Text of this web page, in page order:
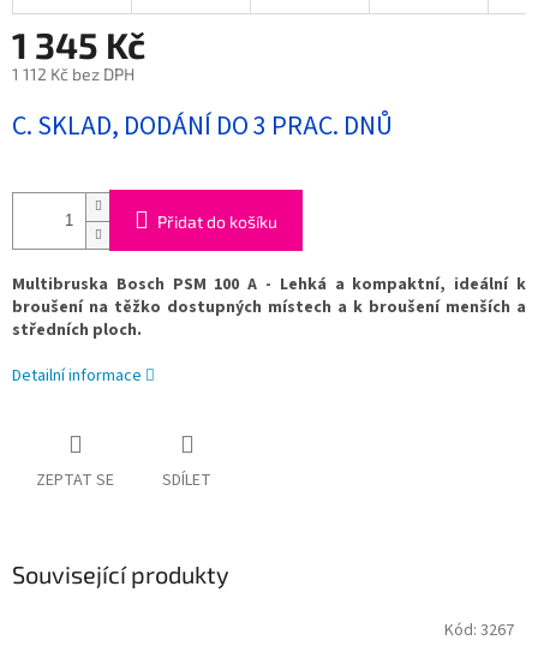
1 345 Kč
1 112 Kč bez DPH
cena:
C. SKLAD, DODÁNÍ DO 3 PRAC. DNŮ
Přidat do košíku
Multibruska Bosch PSM 100 A - Lehká a kompaktní, ideální k
broušení na těžko dostupných místech a k broušení menších a
středních ploch.
Detailní informace
ZEPTAT SE SDÍLET
Související produkty
Kód: 3267